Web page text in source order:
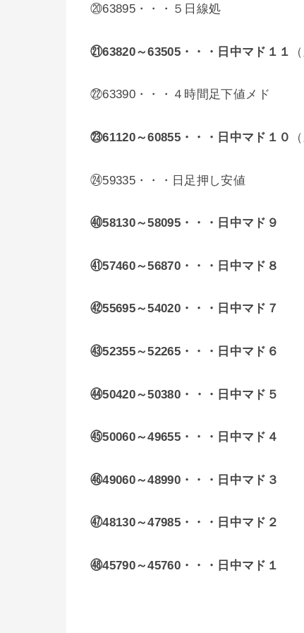
⑳63895・・・５日線処
㉑63820～63505・・・日中マド１１
㉒63390・・・４時間足下値メド
㉓61120～60855・・・日中マド１０
㉔59335・・・日足押し安値
㊵58130～58095・・・日中マド９
㊶57460～56870・・・日中マド８
㊷55695～54020・・・日中マド７
㊸52355～52265・・・日中マド６
㊹50420～50380・・・ 日中マド５
㊺50060～49655・・・日中マド４
㊻49060～48990・・・日中マド３
㊼48130～47985・・・日中マド２
㊽45790～45760・・・日中マド１